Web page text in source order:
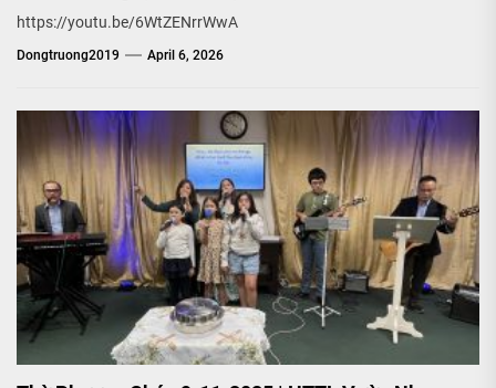
https://youtu.be/6WtZENrrWwA
Dongtruong2019 April 6, 2026